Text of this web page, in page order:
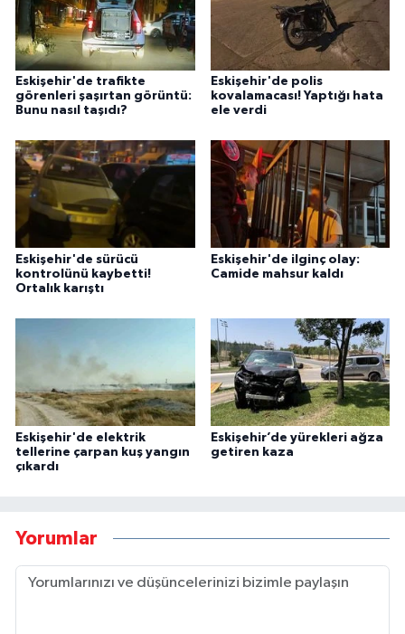
Eskişehir'de trafikte
görenleri şaşırtan görüntü:
Bunu nasıl taşıdı?
Eskişehir'de polis
kovalamacası! Yaptığı hata
ele verdi
Eskişehir'de sürücü
kontrolünü kaybetti!
Ortalık karıştı
Eskişehir'de ilginç olay:
Camide mahsur kaldı
Eskişehir'de elektrik
tellerine çarpan kuş yangın
çıkardı
Eskişehir’de yürekleri ağza
getiren kaza
Yorumlar